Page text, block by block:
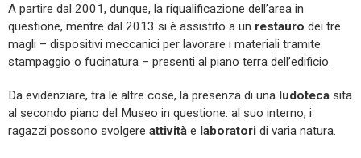
A partire dal 2001, dunque, la riqualificazione dell’area in
questione, mentre dal 2013 si è assistito a un restauro dei tre
magli – dispositivi meccanici per lavorare i materiali tramite
stampaggio o fucinatura – presenti al piano terra dell’edificio.
Da evidenziare, tra le altre cose, la presenza di una ludoteca sita
al secondo piano del Museo in questione: al suo interno, i
ragazzi possono svolgere attività e laboratori di varia natura.